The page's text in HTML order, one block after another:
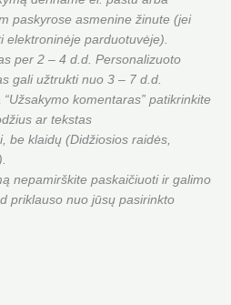
paskyrose asmenine žinute (jei
elektroninėje parduotuvėje).
per 2 – 4 d.d. Personalizuoto
gali užtrukti nuo 3 – 7 d.d.
komentaras” patikrinkite
ar tekstas
be klaidų (Didžiosios raidės,
nepamirškite paskaičiuoti ir galimo
priklauso nuo jūsų pasirinkto